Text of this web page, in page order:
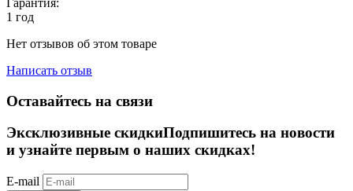
Гарантия:
1 год
Нет отзывов об этом товаре
Написать отзыв
Оставайтесь на связи
Эксклюзивные скидкиПодпишитесь на новости
и узнайте первым о наших скидках!
E-mail